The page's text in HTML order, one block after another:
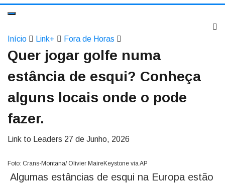
Início Link+ Fora de Horas
Quer jogar golfe numa
estância de esqui? Conheça
alguns locais onde o pode
fazer.
Link to Leaders 27 de Junho, 2026
Foto: Crans-Montana/ Olivier MaireKeystone via AP
Algumas estâncias de esqui na Europa estão